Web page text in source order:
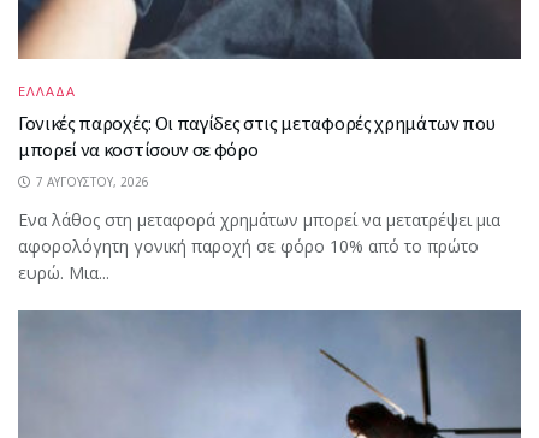
ΕΛΛΑΔΑ
Γονικές παροχές: Οι παγίδες στις μεταφορές χρημάτων που
μπορεί να κοστίσουν σε φόρο
7 ΑΥΓΟΎΣΤΟΥ, 2026
Ενα λάθος στη μεταφορά χρημάτων μπορεί να μετατρέψει μια
αφορολόγητη γονική παροχή σε φόρο 10% από το πρώτο
ευρώ. Μια...